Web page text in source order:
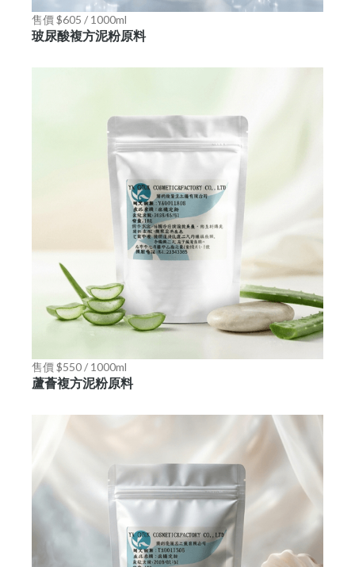
售價 $605 / 1000ml
玻尿酸複方泥粉原料
售價 $550 / 1000ml
蘆薈複方泥粉原料